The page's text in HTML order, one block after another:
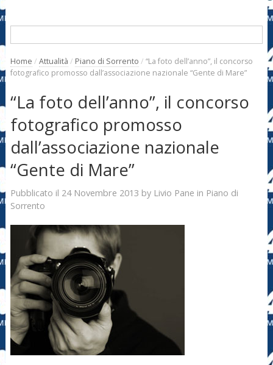
Home / Attualità / Piano di Sorrento / “La foto dell’anno”, il concorso
fotografico promosso dall’associazione nazionale “Gente di Mare”
“La foto dell’anno”, il concorso
fotografico promosso
dall’associazione nazionale
“Gente di Mare”
Pubblicato il 24 Novembre 2013 by Livio Pane in Piano di
Sorrento